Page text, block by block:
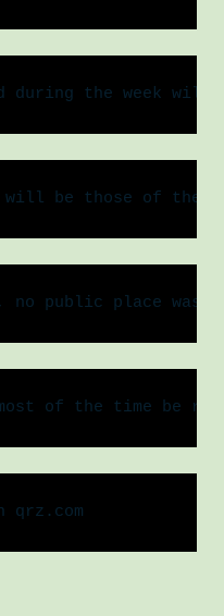
during the week will
will be those of the
no public place
of the time be
qrz.com